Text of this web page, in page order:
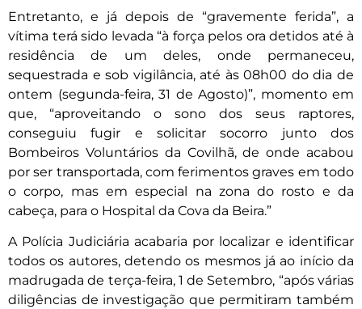
Entretanto, e já depois de “gravemente ferida”, a
vítima terá sido levada “à força pelos ora detidos até à
residência de um deles, onde permaneceu,
sequestrada e sob vigilância, até às 08h00 do dia de
ontem (segunda-feira, 31 de Agosto)”, momento em
que, “aproveitando o sono dos seus raptores,
conseguiu fugir e solicitar socorro junto dos
Bombeiros Voluntários da Covilhã, de onde acabou
por ser transportada, com ferimentos graves em todo
o corpo, mas em especial na zona do rosto e da
cabeça, para o Hospital da Cova da Beira.”
A Polícia Judiciária acabaria por localizar e identificar
todos os autores, detendo os mesmos já ao início da
madrugada de terça-feira, 1 de Setembro, “após várias
diligências de investigação que permitiram também